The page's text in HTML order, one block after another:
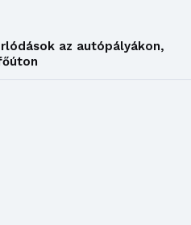
az autópályákon,